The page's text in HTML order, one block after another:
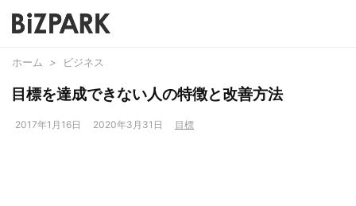
ホーム > ビジネス
目標を達成できない人の特徴と改善方法
2017年1月16日 2020年3月31日 目標